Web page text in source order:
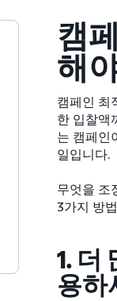
캠
해
캠페인 최
한 입찰액
는 캠페인
일입니다.
무엇을 조
3가지 방
1. 더
용하